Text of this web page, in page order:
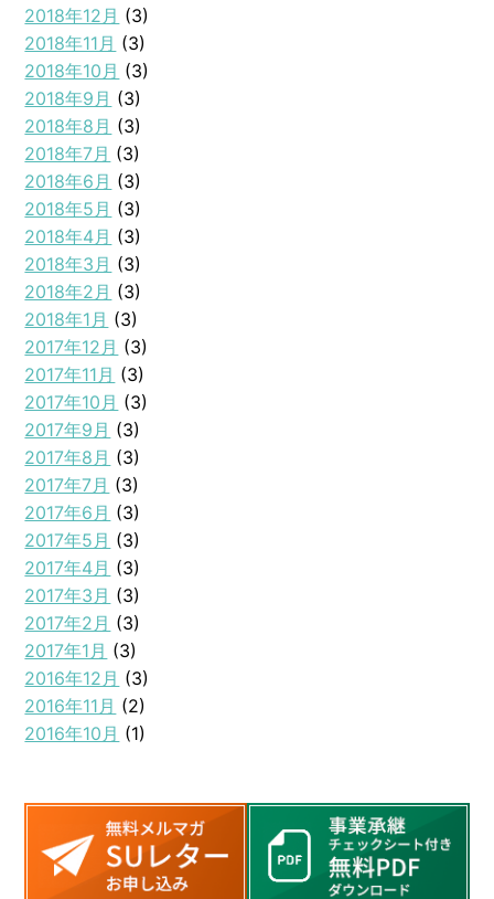
2018年12月 (3)
2018年11月 (3)
2018年10月 (3)
2018年9月 (3)
2018年8月 (3)
2018年7月 (3)
2018年6月 (3)
2018年5月 (3)
2018年4月 (3)
2018年3月 (3)
2018年2月 (3)
2018年1月 (3)
2017年12月 (3)
2017年11月 (3)
2017年10月 (3)
2017年9月 (3)
2017年8月 (3)
2017年7月 (3)
2017年6月 (3)
2017年5月 (3)
2017年4月 (3)
2017年3月 (3)
2017年2月 (3)
2017年1月 (3)
2016年12月 (3)
2016年11月 (2)
2016年10月 (1)